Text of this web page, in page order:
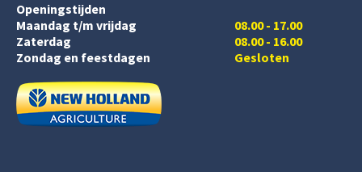
Openingstijden
Maandag t/m vrijdag
Zaterdag
08.00 - 17.00
08.00 - 16.00
Zondag en feestdagen
Gesloten